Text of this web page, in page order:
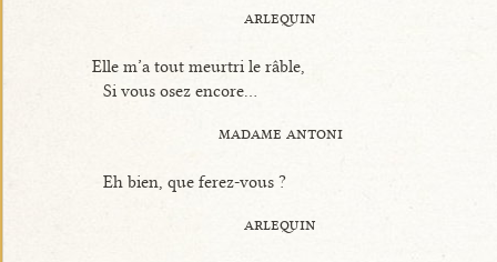
arlequin
Elle m’a tout meurtri le râble,
Si vous osez encore...
madame antoni
Eh bien, que ferez-vous ?
arlequin